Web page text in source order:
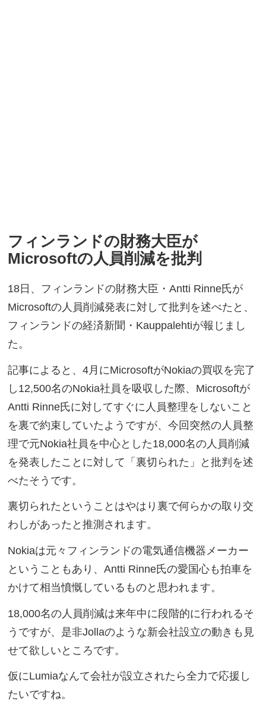
フィンランドの財務大臣が
Microsoftの人員削減を批判
18日、フィンランドの財務大臣・Antti Rinne氏が
Microsoftの人員削減発表に対して批判を述べたと、
フィンランドの経済新聞・Kauppalehtiが報じまし
た。
記事によると、4月にMicrosoftがNokiaの買収を完了
し12,500名のNokia社員を吸収した際、Microsoftが
Antti Rinne氏に対してすぐに人員整理をしないこと
を裏で約束していたようですが、今回突然の人員整
理で元Nokia社員を中心とした18,000名の人員削減
を発表したことに対して「裏切られた」と批判を述
べたそうです。
裏切られたということはやはり裏で何らかの取り交
わしがあったと推測されます。
Nokiaは元々フィンランドの電気通信機器メーカー
ということもあり、Antti Rinne氏の愛国心も拍車を
かけて相当憤慨しているものと思われます。
18,000名の人員削減は来年中に段階的に行われるそ
うですが、是非Jollaのような新会社設立の動きも見
せて欲しいところです。
仮にLumiaなんて会社が設立されたら全力で応援し
たいですね。